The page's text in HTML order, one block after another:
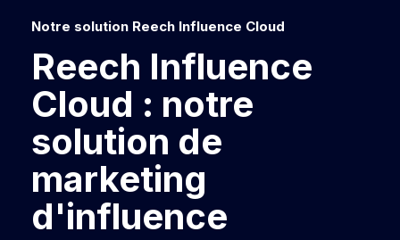
Notre solution Reech Influence Cloud
Reech Influence
Cloud : notre
solution de
marketing
d'influence